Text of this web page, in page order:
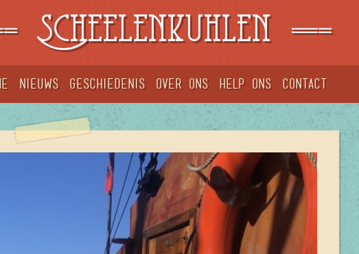
Scheelenkuhlen ===
Nieuws Geschiedenis Over ons Help ons Contact